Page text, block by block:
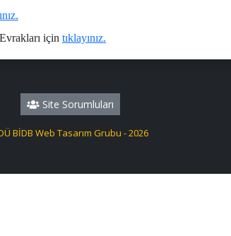
için tıklayınız.
Site Sorumluları
BİDB Web Tasarım Grubu - 2026